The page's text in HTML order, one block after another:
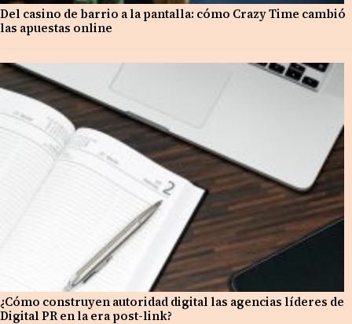
Del casino de barrio a la pantalla: cómo Crazy Time cambió
las apuestas online
¿Cómo construyen autoridad digital las agencias líderes de
Digital PR en la era post-link?